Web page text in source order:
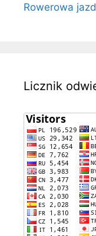
Rowerowa
Licznik